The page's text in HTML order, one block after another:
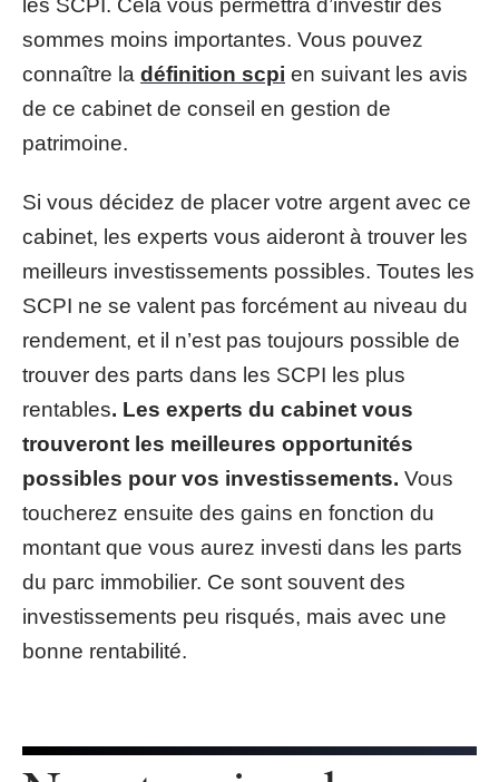
sommes moins importantes. Vous pouvez
connaître la définition scpi en suivant les avis
de ce cabinet de conseil en gestion de
patrimoine.
Si vous décidez de placer votre argent avec ce
cabinet, les experts vous aideront à trouver les
meilleurs investissements possibles. Toutes les
SCPI ne se valent pas forcément au niveau du
rendement, et il n’est pas toujours possible de
trouver des parts dans les SCPI les plus
rentables. Les experts du cabinet vous
trouveront les meilleures opportunités
possibles pour vos investissements. Vous
toucherez ensuite des gains en fonction du
montant que vous aurez investi dans les parts
du parc immobilier. Ce sont souvent des
investissements peu risqués, mais avec une
bonne rentabilité.